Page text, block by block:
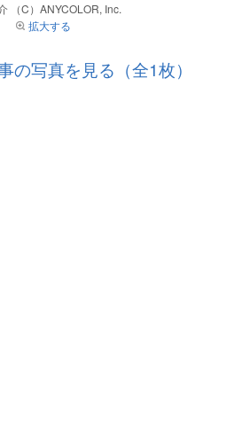
（C）ANYCOLOR, Inc.
拡大する
の写真を見る（全1枚）